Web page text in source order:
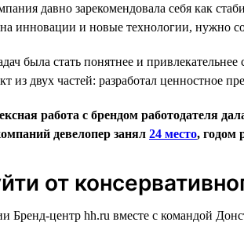
давно зарекомендовала себя как
инновации и новые технологии, нужно
была стать понятнее и
из двух частей: разработал ценностное
работа с брендом работодателя
девелопер занял 24 место, годом
от
Бренд-центр hh.ru вместе с командой